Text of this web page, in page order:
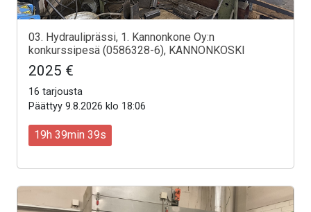
03. Hydrauliprässi, 1. Kannonkone Oy:n
konkurssipesä (0586328-6), KANNONKOSKI
2025 €
16 tarjousta
Päättyy 9.8.2026 klo 18:06
19h 39min 37s